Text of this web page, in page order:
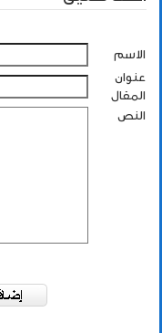
الاسم
عنوان
المقال
النص